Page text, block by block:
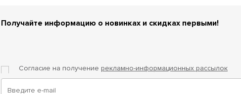
Получайте информацию о новинках и скидках первыми!
Согласие на получение рекламно-информационных рассылок